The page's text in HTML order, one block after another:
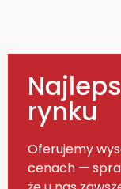
rynku
Oferujemy
cenach —